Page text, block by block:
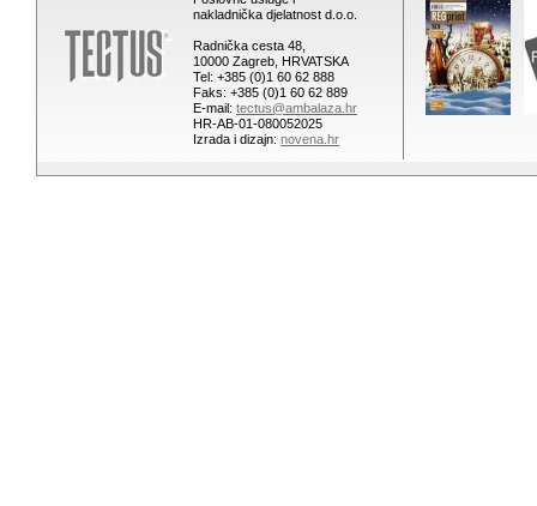
nakladnička djelatnost d.o.o.
Radnička cesta 48,
10000 Zagreb, HRVATSKA
Tel: +385 (0)1 60 62 888
Faks: +385 (0)1 60 62 889
E-mail: tectus@ambalaza.hr
HR-AB-01-080052025
Izrada i dizajn: novena.hr